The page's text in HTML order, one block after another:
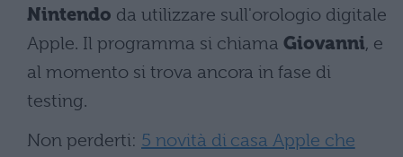
Nintendo da utilizzare sull'orologio digitale
Apple. Il programma si chiama Giovanni, e
al momento si trova ancora in fase di
testing.
Non perderti: 5 novità di casa Apple che